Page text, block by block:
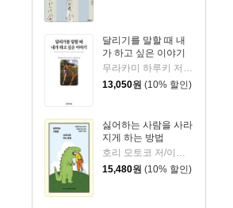
달리기를 말할 때 내
가 하고 싶은 이야기
무라카미 하루키 저/임홍빈 역
13,050원 (10% 할인)
싫어하는 사람을 사라
지게 하는 방법
호리 모토코 저/이은혜 역
15,480원 (10% 할인)